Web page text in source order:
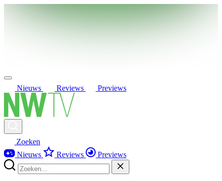
Nieuws Reviews Previews
Zoeken
Nieuws
Reviews Previews